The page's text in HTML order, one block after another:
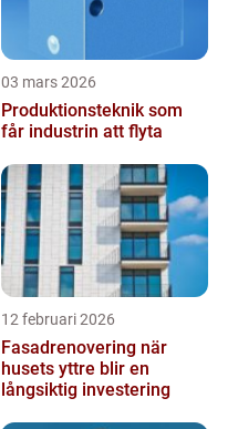
03 mars 2026
Produktionsteknik som
får industrin att flyta
12 februari 2026
Fasadrenovering när
husets yttre blir en
långsiktig investering